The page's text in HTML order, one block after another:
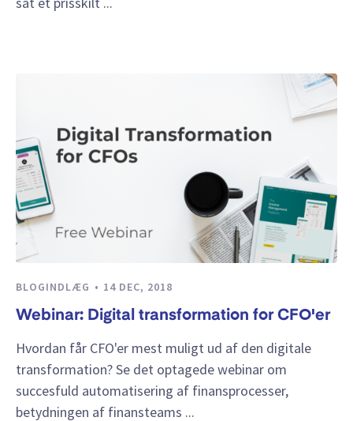
BLOGINDLÆG 14 DEC, 2018
Webinar: Digital transformation for CFO'er
Hvordan får CFO'er mest muligt ud af den digitale
transformation? Se det optagede webinar om
succesfuld automatisering af finansprocesser,
betydningen af finansteams ...